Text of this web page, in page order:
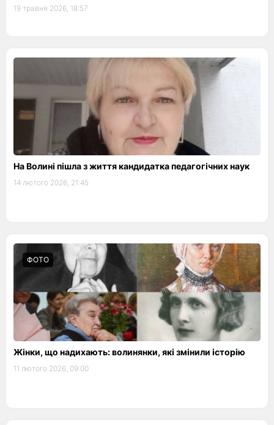
19 травня 2026, 18:57
На Волині пішла з життя кандидатка педагогічних наук
14 лютого 2026, 21:45
ФОТО
Жінки, що надихають: волинянки, які змінили історію
11 лютого 2026, 09:00